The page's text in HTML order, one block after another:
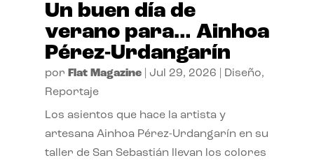
Un buen día de
verano para… Ainhoa
Pérez-Urdangarín
por Flat Magazine| Jul 29, 2026 Diseño,
Reportaje
Los asientos que hace la artista y
artesana Ainhoa Pérez-Urdangarín en su
taller de San Sebastián llevan los colores